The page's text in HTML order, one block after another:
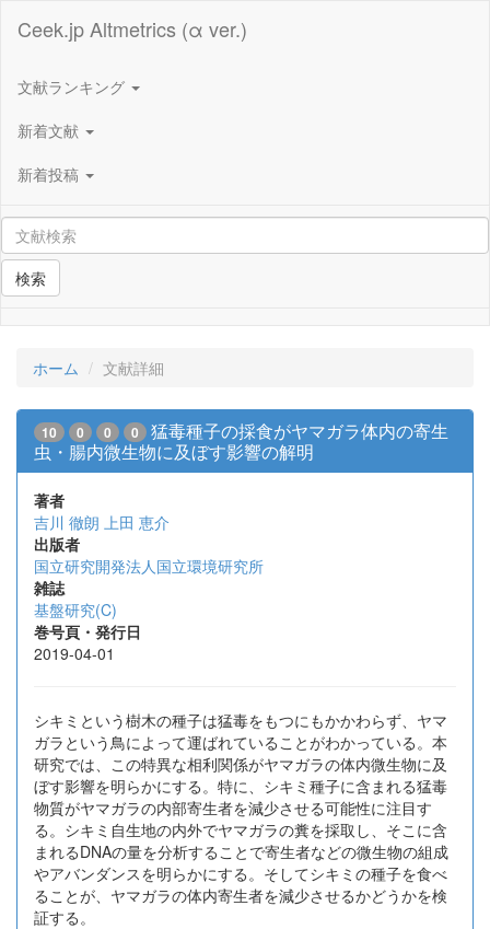
Ceek.jp Altmetrics (α ver.)
文献ランキング
新着文献
新着投稿
検索
ホーム 文献詳細
10 0 0 0
猛毒種子の採食がヤマガラ体内の寄生
虫・腸内微生物に及ぼす影響の解明
著者
吉川 徹朗 上田 恵介
出版者
国立研究開発法人国立環境研究所
雑誌
基盤研究(C)
巻号頁・発行日
2019-04-01
シキミという樹木の種子は猛毒をもつにもかかわらず、ヤマ
ガラという鳥によって運ばれていることがわかっている。本
研究では、この特異な相利関係がヤマガラの体内微生物に及
ぼす影響を明らかにする。特に、シキミ種子に含まれる猛毒
物質がヤマガラの内部寄生者を減少させる可能性に注目す
る。シキミ自生地の内外でヤマガラの糞を採取し、そこに含
まれるDNAの量を分析することで寄生者などの微生物の組成
やアバンダンスを明らかにする。そしてシキミの種子を食べ
ることが、ヤマガラの体内寄生者を減少させるかどうかを検
証する。